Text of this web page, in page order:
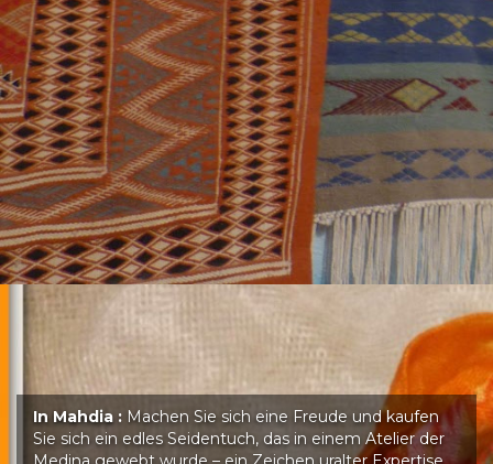
In Mahdia : Machen Sie sich eine Freude und kaufen
Sie sich ein edles Seidentuch, das in einem Atelier der